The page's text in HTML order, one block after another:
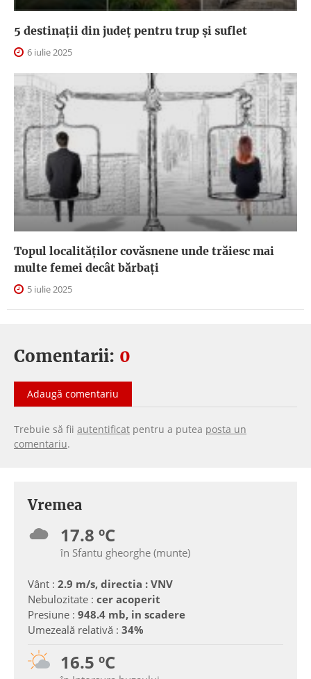
5 destinații din județ pentru trup și suflet
6 iulie 2025
Topul localităților covăsnene unde trăiesc mai
multe femei decât bărbați
5 iulie 2025
Comentarii: 0
Adaugă comentariu
Trebuie să fii autentificat pentru a putea posta un
comentariu.
Vremea
17.8 ºC
în Sfantu gheorghe (munte)
Vânt : 2.9 m/s, directia : VNV
Nebulozitate : cer acoperit
Presiune : 948.4 mb, in scadere
Umezeală relativă : 34%
16.5 ºC